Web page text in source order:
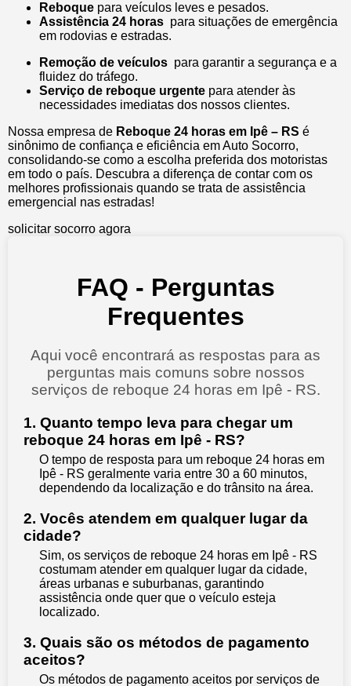
Reboque para veículos leves e pesados.
Assistência 24 horas para situações de emergência
em rodovias e estradas.
Remoção de veículos para garantir a segurança e a
fluidez do tráfego.
Serviço de reboque urgente para atender às
necessidades imediatas dos nossos clientes.
Nossa empresa de Reboque 24 horas em Ipê – RS é
sinônimo de confiança e eficiência em Auto Socorro,
consolidando-se como a escolha preferida dos motoristas
em todo o país. Descubra a diferença de contar com os
melhores profissionais quando se trata de assistência
emergencial nas estradas!
solicitar socorro agora
FAQ - Perguntas
Frequentes
Aqui você encontrará as respostas para as
perguntas mais comuns sobre nossos
serviços de reboque 24 horas em Ipê - RS.
1. Quanto tempo leva para chegar um
reboque 24 horas em Ipê - RS?
O tempo de resposta para um reboque 24 horas em
Ipê - RS geralmente varia entre 30 a 60 minutos,
dependendo da localização e do trânsito na área.
2. Vocês atendem em qualquer lugar da
cidade?
Sim, os serviços de reboque 24 horas em Ipê - RS
costumam atender em qualquer lugar da cidade,
áreas urbanas e suburbanas, garantindo
assistência onde quer que o veículo esteja
localizado.
3. Quais são os métodos de pagamento
aceitos?
Os métodos de pagamento aceitos por serviços de